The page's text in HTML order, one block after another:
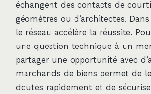
échangent des contacts de
géomètres ou d’architectes. Dans
le réseau accélère la réussite.
une question technique à un
partager une opportunité avec
marchands de biens permet de
doutes rapidement et de